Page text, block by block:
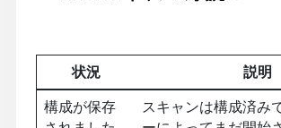
状況
説明
構成が保存
スキャンは構成済み